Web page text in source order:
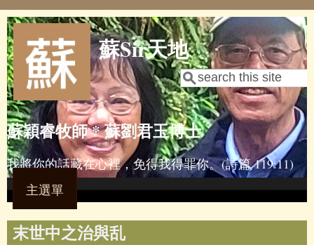
Skip to main content
蘇Sir天地
Search form
Search
蘇穎睿牧師 * 蘇劉君玉博士
我將你的話藏在心裡，免得我得罪你。(詩篇 119:11)
主選單
末世中之治與乱